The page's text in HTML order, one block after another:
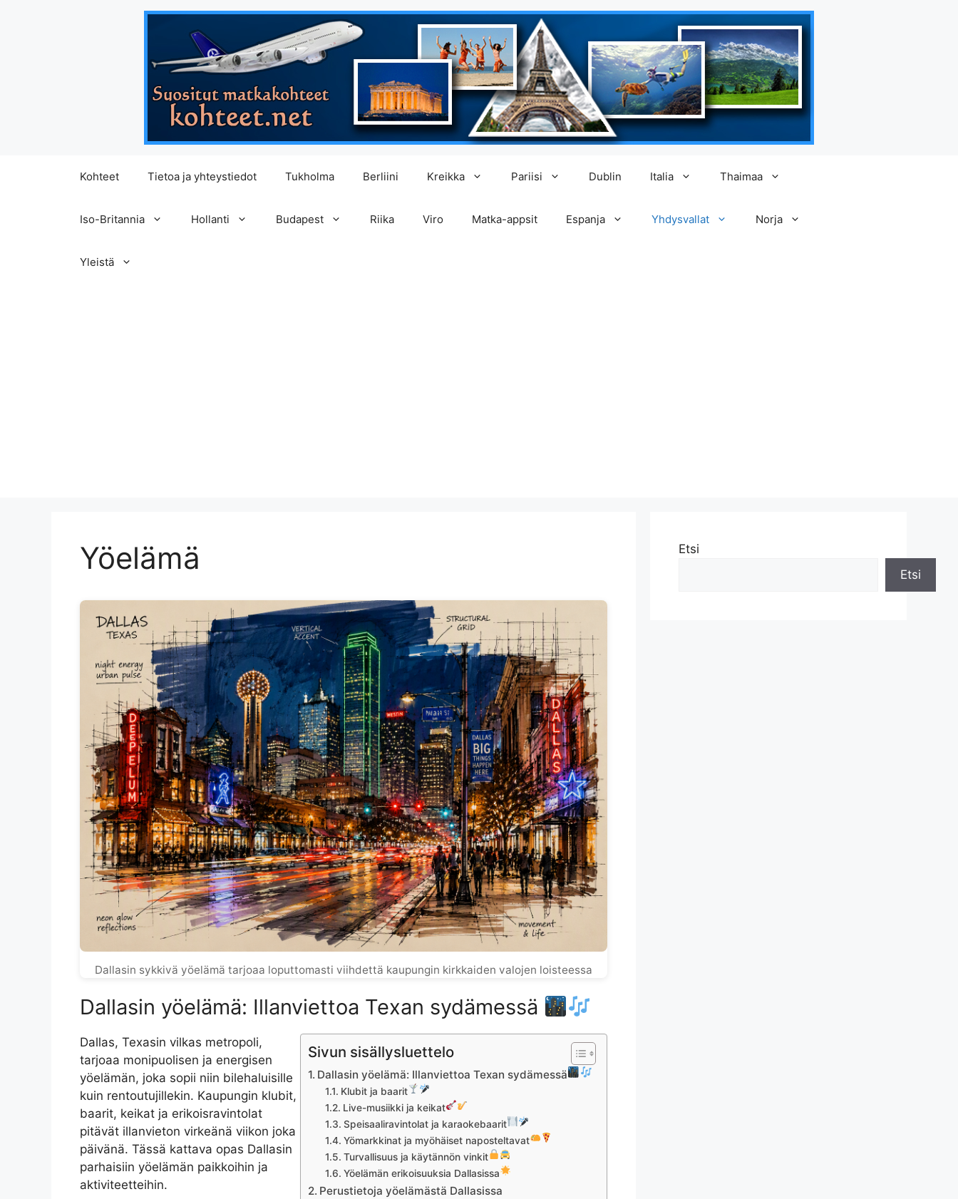
Kohteet Tietoa ja yhteystiedot Tukholma Berliini Kreikka Pariisi Dublin Italia Thaimaa
Iso-Britannia Hollanti Budapest Riika Viro Matka-appsit Espanja Yhdysvallat Norja
Yleistä
Yöelämä
Dallasin sykkivä yöelämä tarjoaa loputtomasti viihdettä kaupungin kirkkaiden valojen loisteessa
Dallasin yöelämä: Illanviettoa Texan sydämessä
Sivun sisällysluettelo
Dallasin yöelämä: Illanviettoa Texan sydämessä
Klubit ja baarit
Live-musiikki ja keikat
Speisaaliravintolat ja karaokebaarit
Yömarkkinat ja myöhäiset naposteltavat
Turvallisuus ja käytännön vinkit
Yöelämän erikoisuuksia Dallasissa
Perustietoja yöelämästä Dallasissa
Dallas, Texasin vilkas metropoli,
tarjoaa monipuolisen ja energisen
yöelämän, joka sopii niin bilehaluisille
kuin rentoutujillekin. Kaupungin klubit,
baarit, keikat ja erikoisravintolat
pitävät illanvieton virkeänä viikon joka
päivänä. Tässä kattava opas Dallasin
parhaisiin yöelämän paikkoihin ja
aktiviteetteihin.
Etsi
Etsi